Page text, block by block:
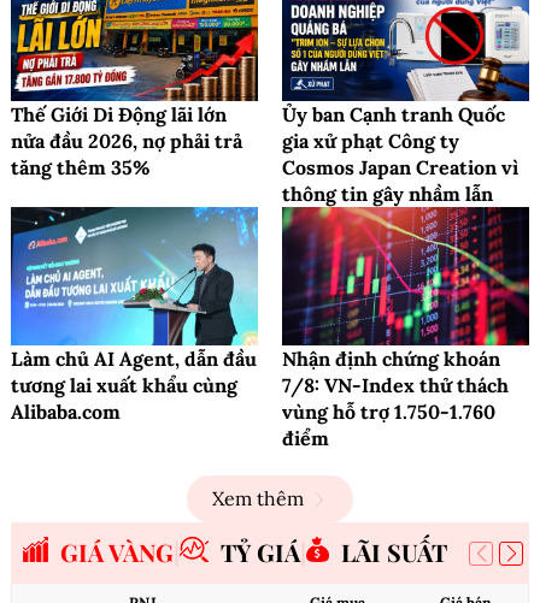
Thế Giới Di Động lãi lớn
nửa đầu 2026, nợ phải trả
tăng thêm 35%
Ủy ban Cạnh tranh Quốc
gia xử phạt Công ty
Cosmos Japan Creation vì
thông tin gây nhầm lẫn
Làm chủ AI Agent, dẫn đầu
tương lai xuất khẩu cùng
Alibaba.com
Nhận định chứng khoán
7/8: VN-Index thử thách
vùng hỗ trợ 1.750-1.760
điểm
Xem thêm
GIÁ VÀNG TỶ GIÁ LÃI SUẤT